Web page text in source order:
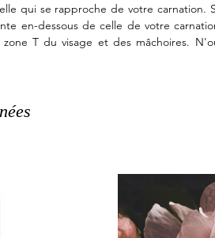
qui se rapproche de votre carnation.
en-dessous de celle de votre
T du visage et des mâchoires.